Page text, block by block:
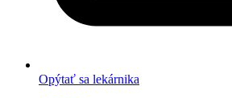
Opýtať sa lekárnika